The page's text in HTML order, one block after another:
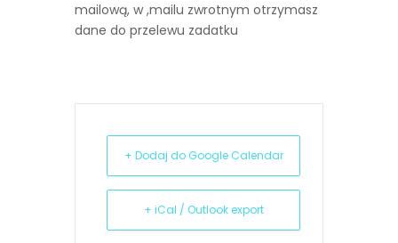
mailową, w ,mailu zwrotnym otrzymasz
dane do przelewu zadatku
+ Dodaj do Google Calendar
+ iCal / Outlook export